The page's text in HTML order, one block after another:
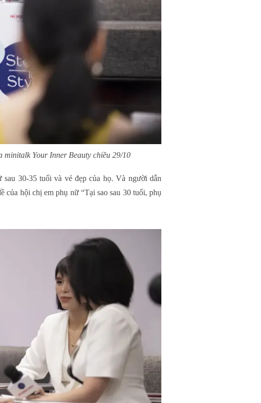
Your Inner Beauty chiều 29/10
sau 30-35 tuổi và vẻ đẹp của họ. Và người dẫn
hội chị em phụ nữ “Tại sao sau 30 tuổi, phụ